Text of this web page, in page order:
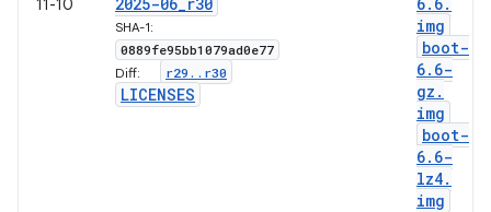
11-10
SHA-1:
0889fe95bb1079ad0e77
Diff: r29 . . r30
LICENSES
img
boot-
6. 6-
gz .
img
boot-
6. 6-
lz4.
img